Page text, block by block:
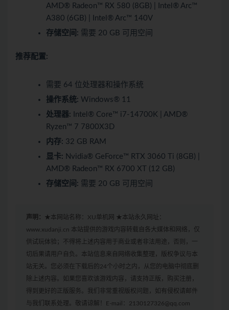
AMD® Radeon™ RX 580 (8GB) | Intel® Arc™
A380 (6GB) | Intel® Arc™ 140V
存储空间: 需要 20 GB 可用空间
推荐配置:
需要 64 位处理器和操作系统
操作系统: Windows® 11
处理器: Intel® Core™ i7-14700K | AMD®
Ryzen™ 7 7800X3D
内存: 32 GB RAM
显卡: Nvidia® GeForce™ RTX 3060 Ti (8GB) |
AMD® Radeon™ RX 6700 XT (12 GB)
存储空间: 需要 20 GB 可用空间
声明： ★本网站名称：XU单机网 ★本站永久网址：
www.xudanji.cn 本站提供的游戏内容转载自各大媒体和网络，仅
供试玩体验；不得将上述内容用于商业或者非法用途，否则，一
切后果请用户自负。本站信息来自网络收集整理，版权争议与本
站无关。您必须在下载后的24个小时之内，从您的电脑中彻底删
除上述内容。如果您喜欢该游戏内容，请支持正版，购买注册，
得到更好的正版服务。我们非常重视版权问题，如有侵权请邮件
与我们联系处理。敬请谅解！E-mail：2130127326@qq.com